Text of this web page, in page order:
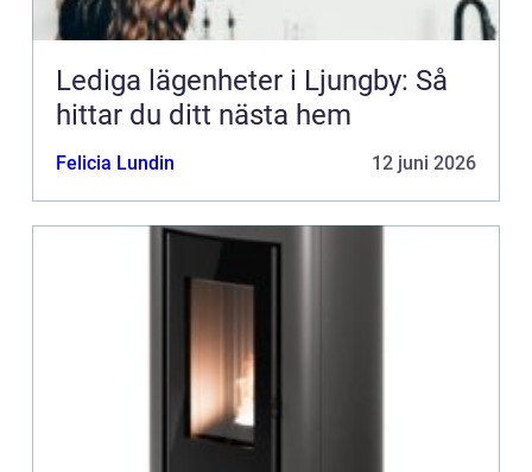
Lediga lägenheter i Ljungby: Så
hittar du ditt nästa hem
Felicia Lundin 12 juni 2026